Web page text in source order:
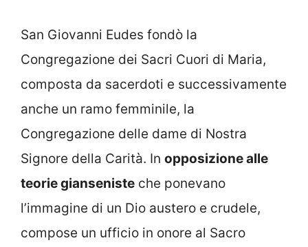
San Giovanni Eudes fondò la
Congregazione dei Sacri Cuori di Maria,
composta da sacerdoti e successivamente
anche un ramo femminile, la
Congregazione delle dame di Nostra
Signore della Carità. In opposizione alle
teorie gianseniste che ponevano
l’immagine di un Dio austero e crudele,
compose un ufficio in onore al Sacro